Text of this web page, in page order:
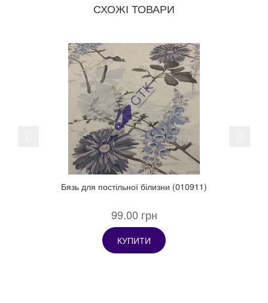
СХОЖІ ТОВАРИ
Бязь для постільної білизни (010911)
99.00 грн
КУПИТИ
Previous